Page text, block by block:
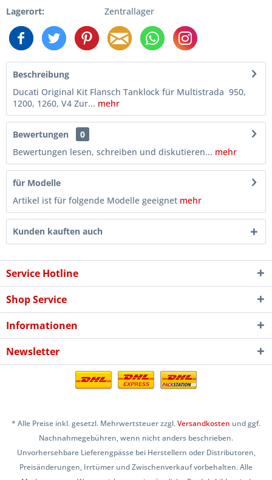
Lagerort:
Zentrallager
Beschreibung
Ducati Original Kit Flansch Tanklock für Multistrada 950,
1200, 1260, V4 Zur... mehr
Bewertungen
0
Bewertungen lesen, schreiben und diskutieren... mehr
für Modelle
Artikel ist für folgende Modelle geeignet mehr
Kunden kauften auch
Service Hotline
Shop Service
Informationen
Newsletter
* Alle Preise inkl. gesetzl. Mehrwertsteuer zzgl.Versandkosten und ggf.
Nachnahmegebühren, wenn nicht anders beschrieben.
Unvorhersehbare Lieferengpässe bei Herstellern oder Distributoren,
Preisänderungen, Irrtümer und Zwischenverkauf vorbehalten. Alle